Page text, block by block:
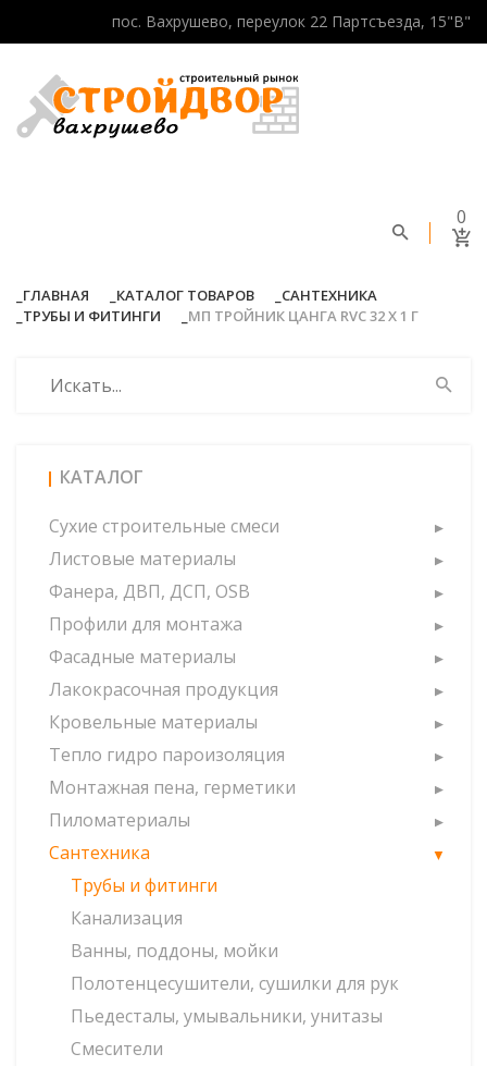
пос. Вахрушево, переулок 22 Партсъезда, 15"В"
0
ГЛАВНАЯ КАТАЛОГ ТОВАРОВ
САНТЕХНИКА
ТРУБЫ И ФИТИНГИ
МП ТРОЙНИК ЦАНГА RVC 32 Х 1 Г
КАТАЛОГ
Сухие строительные смеси
Листовые материалы
Фанера, ДВП, ДСП, OSB
Профили для монтажа
Фасадные материалы
Лакокрасочная продукция
Кровельные материалы
Тепло гидро пароизоляция
Монтажная пена, герметики
Пиломатериалы
Сантехника
Трубы и фитинги
Канализация
Ванны, поддоны, мойки
Полотенцесушители, сушилки для рук
Пьедесталы, умывальники, унитазы
Смесители